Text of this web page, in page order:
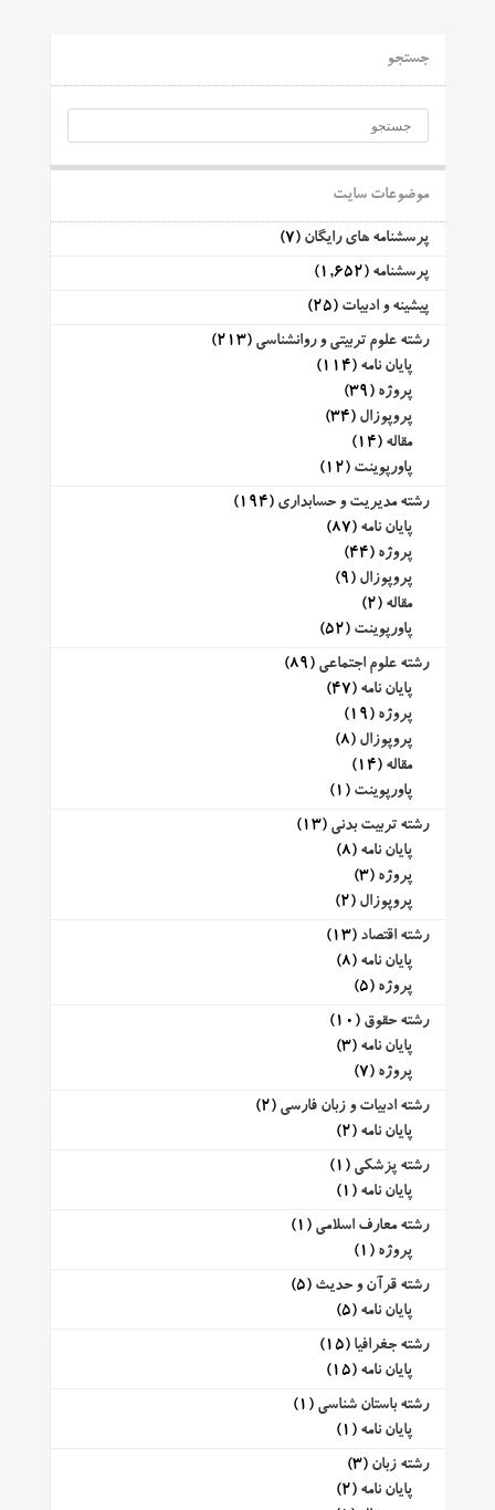
جستجو
موضوعات سایت
پرسشنامه های رایگان (7)
پرسشنامه (1,652)
پیشینه و ادبیات (25)
رشته علوم تربیتی و روانشناسی (213)
پایان نامه (114)
پروژه (39)
پروپوزال (34)
مقاله (14)
پاورپوینت (12)
رشته مدیریت و حسابداری (194)
پایان نامه (87)
پروژه (44)
پروپوزال (9)
مقاله (2)
پاورپوینت (52)
رشته علوم اجتماعی (89)
پایان نامه (47)
پروژه (19)
پروپوزال (8)
مقاله (14)
پاورپوینت (1)
رشته تربیت بدنی (13)
پایان نامه (8)
پروژه (3)
پروپوزال (2)
رشته اقتصاد (13)
پایان نامه (8)
پروژه (5)
رشته حقوق (10)
پایان نامه (3)
پروژه (7)
رشته ادبیات و زبان فارسی (2)
پایان نامه (2)
رشته پزشکی (1)
پایان نامه (1)
رشته معارف اسلامی (1)
پروژه (1)
رشته قرآن و حدیث (5)
پایان نامه (5)
رشته جغرافیا (15)
پایان نامه (15)
رشته باستان شناسی (1)
پایان نامه (1)
رشته زبان (3)
پایان نامه (2)